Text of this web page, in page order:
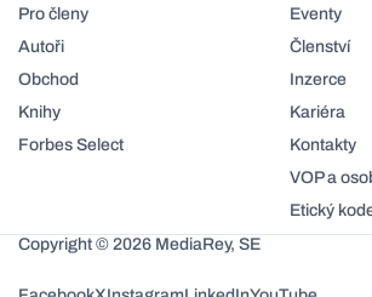
Pro členy
Autoři
Obchod
Knihy
Forbes Select
Eventy
Členství
Inzerce
Kariéra
Kontakty
VOP a
Etický
Copyright © 2026 MediaRey, SE